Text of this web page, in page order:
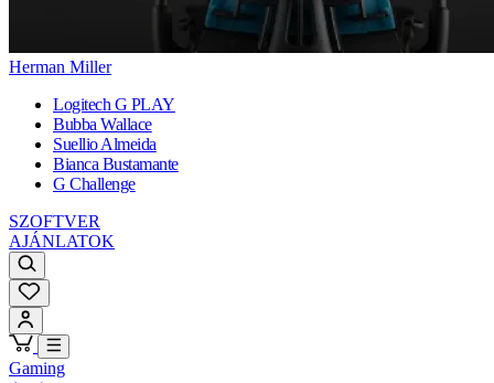
Herman Miller
Logitech G PLAY
Bubba Wallace
Suellio Almeida
Bianca Bustamante
G Challenge
SZOFTVER
AJÁNLATOK
Gaming